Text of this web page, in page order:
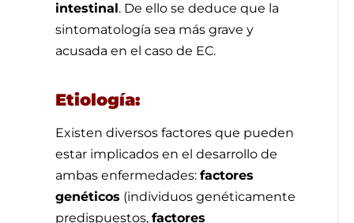
intestinal. De ello se deduce que la
sintomatología sea más grave y
acusada en el caso de EC.
Etiología:
Existen diversos factores que pueden
estar implicados en el desarrollo de
ambas enfermedades: factores
genéticos (individuos genéticamente
predispuestos, factores